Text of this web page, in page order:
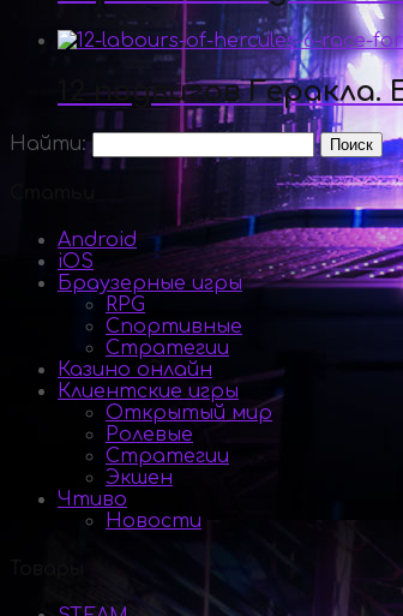
12 подвигов
Найти:
Android
iOS
Браузерные игры
RPG
Спортивные
Стратегии
Казино онлайн
Клиентские игры
Открытый мир
Ролевые
Стратегии
Экшен
Чтиво
Новости